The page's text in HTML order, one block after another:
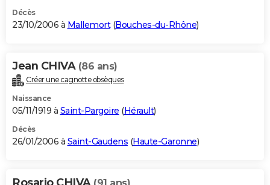
Décès
23/10/2006 à Mallemort(Bouches-du-Rhône)
Jean CHIVA (86 ans)
Créer une cagnotte obsèques
Naissance
05/11/1919 à Saint-Pargoire (Hérault)
Décès
26/01/2006 à Saint-Gaudens (Haute-Garonne)
Rosario CHIVA (91 ans)